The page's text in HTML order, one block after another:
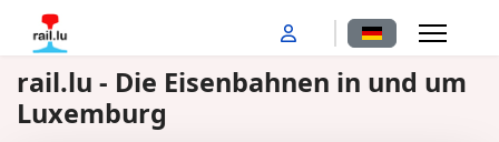
Sprache
rail.lu - Die Eisenbahnen in und um
Luxemburg